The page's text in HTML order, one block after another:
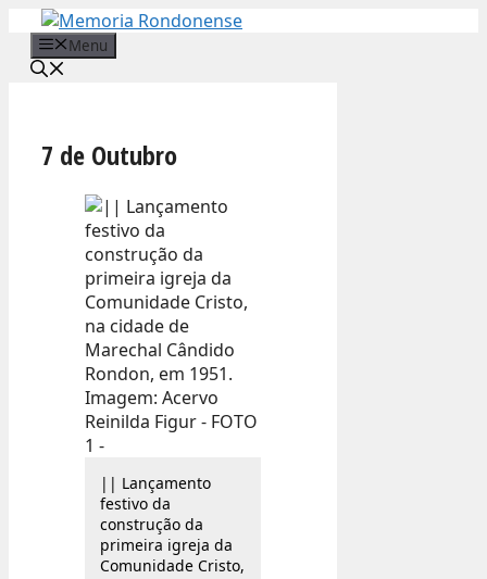
Pular
para
Menu
7 de Outubro
|| Lançamento
festivo da
construção da
primeira igreja da
Comunidade Cristo,